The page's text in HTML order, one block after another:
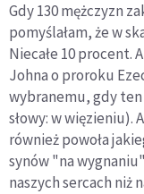
Gdy 130 mężczyzn
pomyślałam, że w
Niecałe 10 procent.
Johna o proroku
wybranemu, gdy
słowy: w więzieniu).
również powoła
synów "na
naszych sercach niż